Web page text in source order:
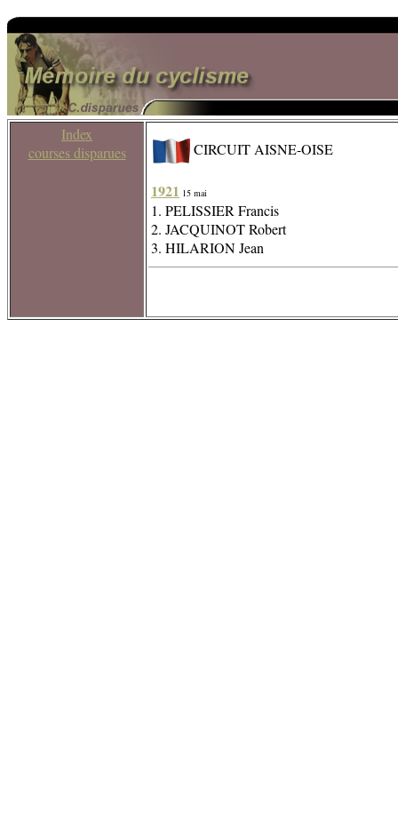
Index
courses disparues
CIRCUIT AISNE-OISE
1921 15 mai
1. PELISSIER Francis
2. JACQUINOT Robert
3. HILARION Jean